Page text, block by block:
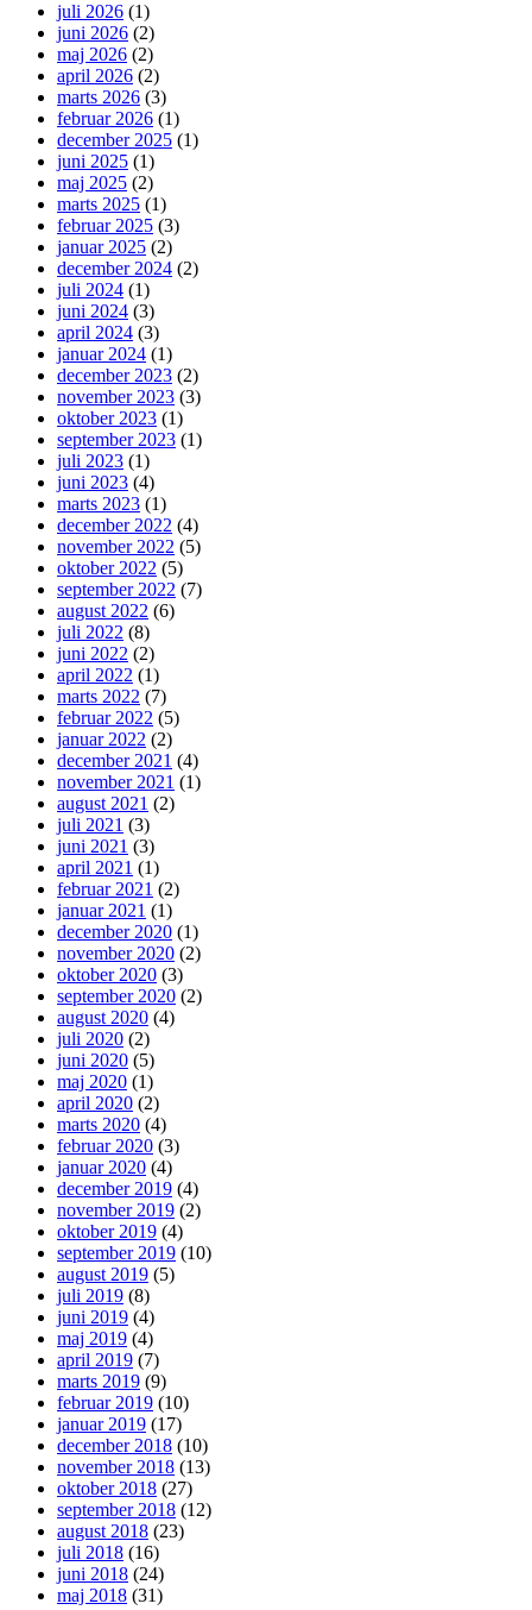
juli 2026 (1)
juni 2026 (2)
maj 2026 (2)
april 2026 (2)
marts 2026 (3)
februar 2026 (1)
december 2025 (1)
juni 2025 (1)
maj 2025 (2)
marts 2025 (1)
februar 2025 (3)
januar 2025 (2)
december 2024 (2)
juli 2024 (1)
juni 2024 (3)
april 2024 (3)
januar 2024 (1)
december 2023 (2)
november 2023 (3)
oktober 2023 (1)
september 2023 (1)
juli 2023 (1)
juni 2023 (4)
marts 2023 (1)
december 2022 (4)
november 2022 (5)
oktober 2022 (5)
september 2022 (7)
august 2022 (6)
juli 2022 (8)
juni 2022 (2)
april 2022 (1)
marts 2022 (7)
februar 2022 (5)
januar 2022 (2)
december 2021 (4)
november 2021 (1)
august 2021 (2)
juli 2021 (3)
juni 2021 (3)
april 2021 (1)
februar 2021 (2)
januar 2021 (1)
december 2020 (1)
november 2020 (2)
oktober 2020 (3)
september 2020 (2)
august 2020 (4)
juli 2020 (2)
juni 2020 (5)
maj 2020 (1)
april 2020 (2)
marts 2020 (4)
februar 2020 (3)
januar 2020 (4)
december 2019 (4)
november 2019 (2)
oktober 2019 (4)
september 2019 (10)
august 2019 (5)
juli 2019 (8)
juni 2019 (4)
maj 2019 (4)
april 2019 (7)
marts 2019 (9)
februar 2019 (10)
januar 2019 (17)
december 2018 (10)
november 2018 (13)
oktober 2018 (27)
september 2018 (12)
august 2018 (23)
juli 2018 (16)
juni 2018 (24)
maj 2018 (31)